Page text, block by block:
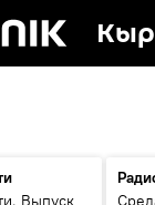
Выпуск